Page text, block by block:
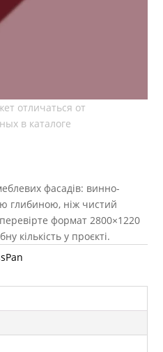
фасадів: винно-
глибиною, ніж чистий
формат 2800×1220
кількість у проєкті.